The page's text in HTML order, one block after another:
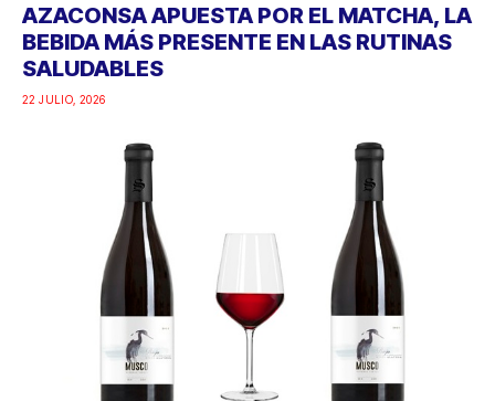
AZACONSA APUESTA POR EL MATCHA, LA
BEBIDA MÁS PRESENTE EN LAS RUTINAS
SALUDABLES
22 JULIO, 2026